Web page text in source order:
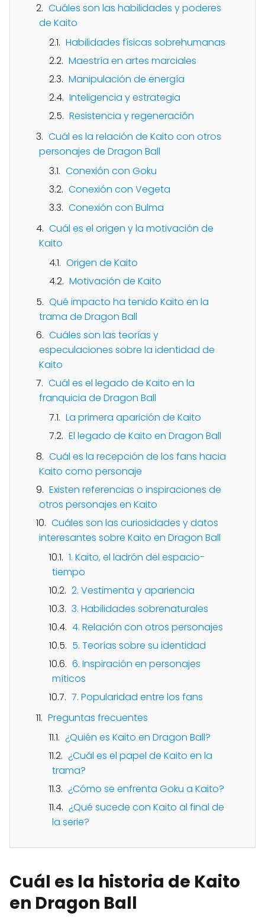
Cuáles son las habilidades y poderes
de Kaito
Habilidades físicas sobrehumanas
Maestría en artes marciales
Manipulación de energía
Inteligencia y estrategia
Resistencia y regeneración
Cuál es la relación de Kaito con otros
personajes de Dragon Ball
Conexión con Goku
Conexión con Vegeta
Conexión con Bulma
Cuál es el origen y la motivación de
Kaito
Origen de Kaito
Motivación de Kaito
Qué impacto ha tenido Kaito en la
trama de Dragon Ball
Cuáles son las teorías y
especulaciones sobre la identidad de
Kaito
Cuál es el legado de Kaito en la
franquicia de Dragon Ball
La primera aparición de Kaito
El legado de Kaito en Dragon Ball
Cuál es la recepción de los fans hacia
Kaito como personaje
Existen referencias o inspiraciones de
otros personajes en Kaito
Cuáles son las curiosidades y datos
interesantes sobre Kaito en Dragon Ball
1. Kaito, el ladrón del espacio-
tiempo
2. Vestimenta y apariencia
3. Habilidades sobrenaturales
4. Relación con otros personajes
5. Teorías sobre su identidad
6. Inspiración en personajes
míticos
7. Popularidad entre los fans
Preguntas frecuentes
¿Quién es Kaito en Dragon Ball?
¿Cuál es el papel de Kaito en la
trama?
¿Cómo se enfrenta Goku a Kaito?
¿Qué sucede con Kaito al final de
la serie?
Cuál es la historia de Kaito
en Dragon Ball